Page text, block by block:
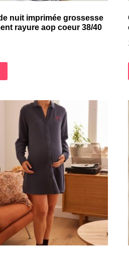
nuit imprimée grossesse
rayure aop coeur 38/40